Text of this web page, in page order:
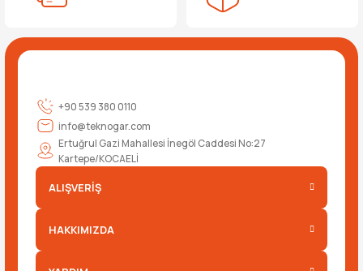
+90 539 380 0110
info@teknogar.com
Ertuğrul Gazi Mahallesi İnegöl Caddesi No:27
Kartepe/KOCAELİ
ALIŞVERİŞ
HAKKIMIZDA